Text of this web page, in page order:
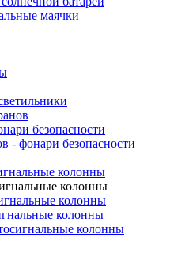
маячки
безопасности
- фонари безопасности
колонны
колонны
колонны
колонны
колонны